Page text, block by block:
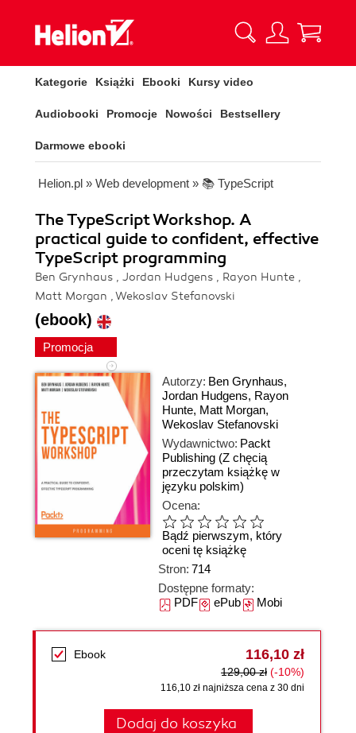
Kategorie Książki Ebooki Kursy video
Audiobooki Promocje Nowości Bestsellery
Darmowe ebooki
Helion.pl » Web development » 📚 TypeScript
The TypeScript Workshop. A
practical guide to confident, effective
TypeScript programming
Ben Grynhaus , Jordan Hudgens , Rayon Hunte ,
Matt Morgan , Wekoslav Stefanovski
(ebook)
Promocja
Autorzy: Ben Grynhaus,
Jordan Hudgens, Rayon
Hunte, Matt Morgan,
Wekoslav Stefanovski
Wydawnictwo: Packt
Publishing (Z chęcią
przeczytam książkę w
języku polskim)
Ocena:
Bądź pierwszym, który
oceni tę książkę
Stron: 714
Dostępne formaty:
PDFePubMobi
Ebook 116,10 zł
129,00 zł (-10%)
116,10 zł najniższa cena z 30 dni
Dodaj do koszyka